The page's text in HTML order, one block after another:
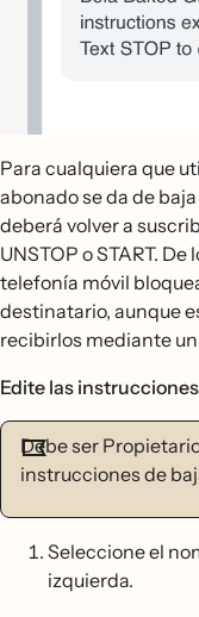
Para cualquiera que
abonado se da de
deberá volver a
UNSTOP o START.
telefonía móvil
destinatario, aunque
recibirlos mediante
Edite las
Debe ser
instrucciones de
Seleccione el
izquierda.